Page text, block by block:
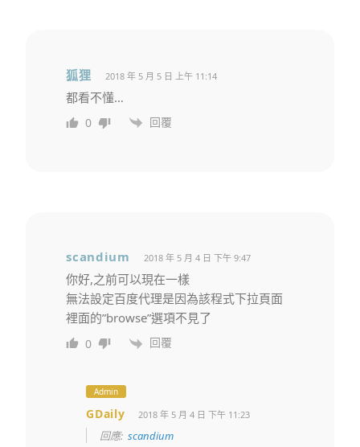
狐狸 2018 年 5 月 5 日 上午 11:14
都看不懂…
0 回覆
scandium 2018 年 5 月 4 日 下午 9:47
你好,之前可以現在一樣
無法設定百度代理是因為該程式下拉頁面
裡面的”browse”選項不見了
0 回覆
Admin
GDaily 2018 年 5 月 4 日 下午 11:23
回應:scandium